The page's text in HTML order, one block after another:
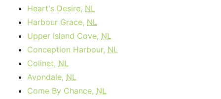
Heart's Desire, NL
Harbour Grace, NL
Upper Island Cove, NL
Conception Harbour, NL
Colinet, NL
Avondale, NL
Come By Chance, NL